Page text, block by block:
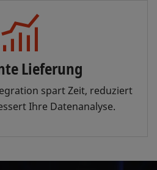
Lieferung
spart Zeit, reduziert
Ihre Datenanalyse.